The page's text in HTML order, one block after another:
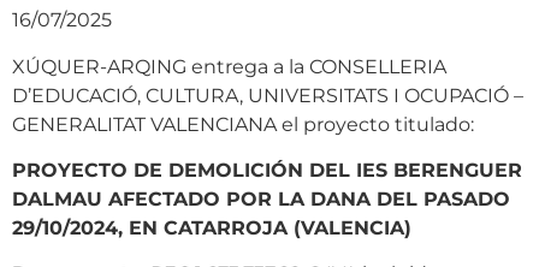
16/07/2025
XÚQUER-ARQING entrega a la CONSELLERIA
D’EDUCACIÓ, CULTURA, UNIVERSITATS I OCUPACIÓ –
GENERALITAT VALENCIANA el proyecto titulado:
PROYECTO DE DEMOLICIÓN DEL IES BERENGUER
DALMAU AFECTADO POR LA DANA DEL PASADO
29/10/2024, EN CATARROJA (VALENCIA)